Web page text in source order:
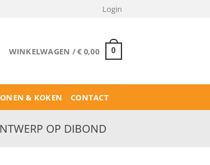
Login
WINKELWAGEN /€ 0,00 0
& KOKEN CONTACT
OP DIBOND